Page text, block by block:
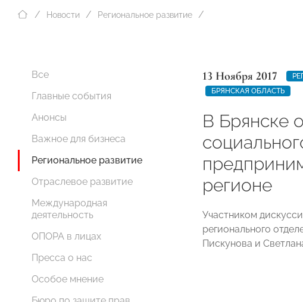
Новости Региональное развитие
Все
Главные события
Анонсы
Важное для бизнеса
Региональное развитие
Отраслевое развитие
Международная
деятельность
ОПОРА в лицах
Пресса о нас
Особое мнение
13 Ноября 2017
БРЯНСКАЯ ОБЛАСТЬ
В Брянске
регионе
Участником
регионального
Пискунова и